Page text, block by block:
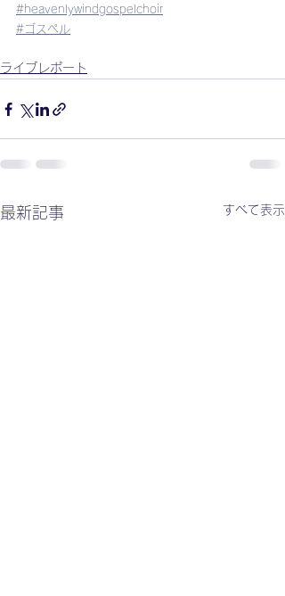
#heavenlywindgospelchoir
#ゴスペル
ライブレポート
最新記事 すべて表示